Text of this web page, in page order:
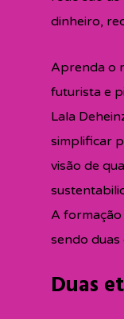
dinheiro,
Aprenda o
futurista e
Lala
simplificar
visão de
A formação
sendo
Duas